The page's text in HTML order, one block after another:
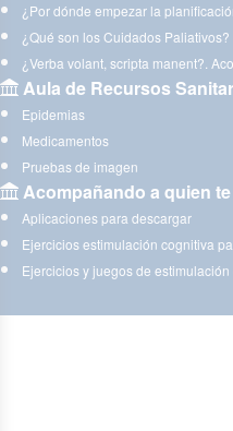
¿Por dónde empezar la
¿Qué son los Cuidados Paliativos?
¿Verba volant, scripta manent?.
Aula de Recursos
Epidemias
Medicamentos
Pruebas de imagen
Acompañando a quien
Aplicaciones para descargar
Ejercicios estimulación cognitiva
Ejercicios y juegos de estimulación